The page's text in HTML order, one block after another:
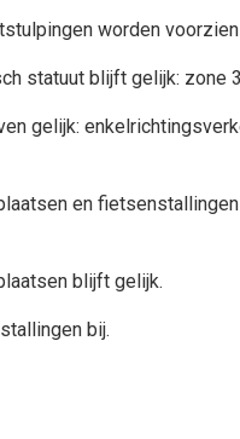
worden
statuut blijft gelijk: zone
gelijk:
en
blijft gelijk.
bij.